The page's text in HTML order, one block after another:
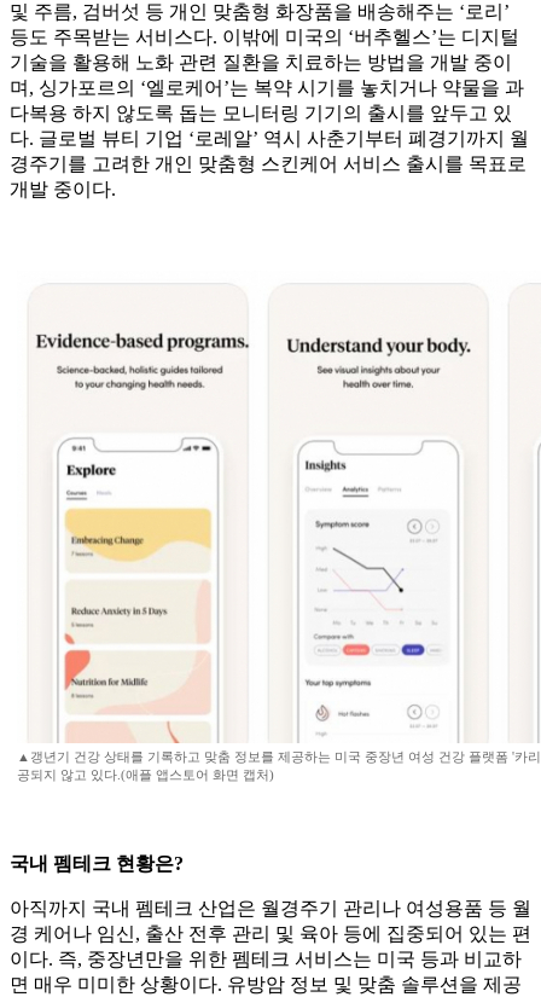
및 주름, 검버섯 등 개인 맞춤형 화장품을 배송해주는 ‘로리’
등도 주목받는 서비스다. 이밖에 미국의 ‘버추헬스’는 디지털
기술을 활용해 노화 관련 질환을 치료하는 방법을 개발 중이
며, 싱가포르의 ‘엘로케어’는 복약 시기를 놓치거나 약물을 과
다복용 하지 않도록 돕는 모니터링 기기의 출시를 앞두고 있
다. 글로벌 뷰티 기업 ‘로레알’ 역시 사춘기부터 폐경기까지 월
경주기를 고려한 개인 맞춤형 스킨케어 서비스 출시를 목표로
개발 중이다.
▲갱년기 건강 상태를 기록하고 맞춤 정보를 제공하는 미국 중장년 여성 건강 플랫폼 '카
공되지 않고 있다.(애플 앱스토어 화면 캡처)
국내 펨테크 현황은?
아직까지 국내 펨테크 산업은 월경주기 관리나 여성용품 등 월
경 케어나 임신, 출산 전후 관리 및 육아 등에 집중되어 있는 편
이다. 즉, 중장년만을 위한 펨테크 서비스는 미국 등과 비교하
면 매우 미미한 상황이다. 유방암 정보 및 맞춤 솔루션을 제공